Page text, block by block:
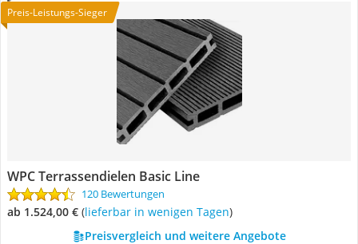
Preis-Leistungs-Sieger
WPC Terrassendielen Basic Line
120 Bewertungen
ab 1.524,00 € ( Lieferbar in wenigen Tagen)
Preisvergleich und weitere Angebote